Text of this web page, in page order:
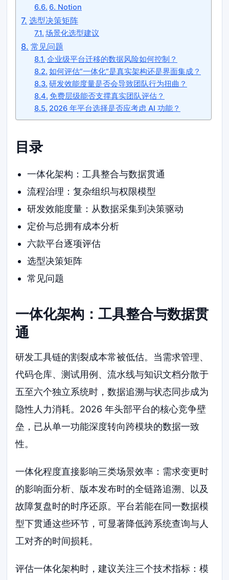
6. Notion
选型决策矩阵
场景化选型建议
常见问题
企业级平台迁移的数据风险如何控制？
如何评估”一体化”是真实架构还是界面集成？
研发效能度量是否会导致团队行为扭曲？
免费层级能否支撑真实团队评估？
2026 年平台选择是否应考虑 AI 功能？
目录
一体化架构：工具整合与数据贯通
流程治理：复杂组织与权限模型
研发效能度量：从数据采集到决策驱动
定价与总拥有成本分析
六款平台逐项评估
选型决策矩阵
常见问题
一体化架构：工具整合与数据贯
通
研发工具链的割裂成本常被低估。当需求管理、
代码仓库、测试用例、流水线与知识文档分散于
五至六个独立系统时，数据追溯与状态同步成为
隐性人力消耗。2026 年头部平台的核心竞争壁
垒，已从单一功能深度转向跨模块的数据一致
性。
一体化程度直接影响三类场景效率：需求变更时
的影响面分析、版本发布时的全链路追溯、以及
故障复盘时的时序还原。平台若能在同一数据模
型下贯通这些环节，可显著降低跨系统查询与人
工对齐的时间损耗。
评估一体化架构时，建议关注三个技术指标：模